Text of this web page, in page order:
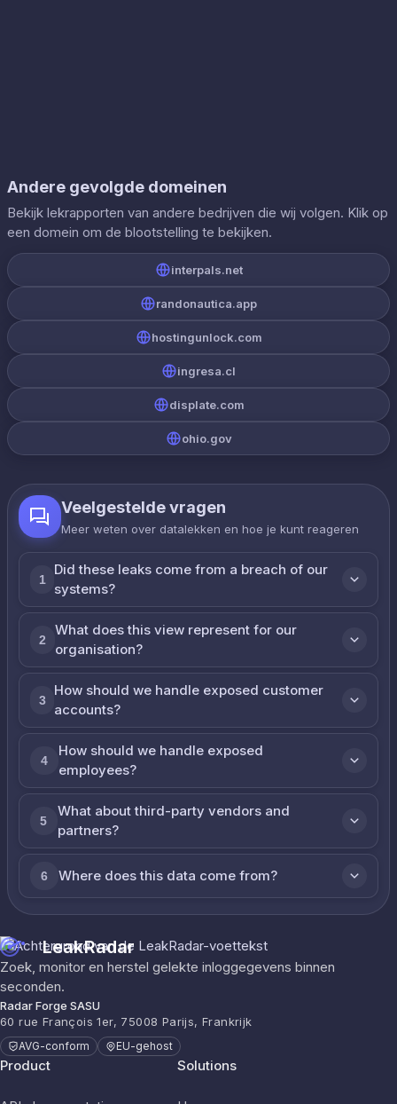
Andere gevolgde domeinen
Bekijk lekrapporten van andere bedrijven die wij volgen. Klik op
een domein om de blootstelling te bekijken.
interpals.net
randonautica.app
hostingunlock.com
ingresa.cl
displate.com
ohio.gov
Veelgestelde vragen
Meer weten over datalekken en hoe je kunt reageren
1
Did these leaks come from a breach of our
systems?
2
What does this view represent for our
organisation?
3
How should we handle exposed customer
accounts?
4
How should we handle exposed
employees?
5
What about third-party vendors and
partners?
6 Where does this data come from?
LeakRadar
Zoek, monitor en herstel gelekte inloggegevens binnen
seconden.
Radar Forge SASU
60 rue François 1er, 75008 Parijs, Frankrijk
AVG-conform EU-gehost
Product Solutions